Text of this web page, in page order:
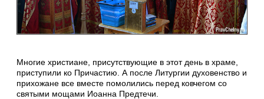
Многие христиане, присутствующие в этот день в храме,
приступили ко Причастию. А после Литургии духовенство и
прихожане все вместе помолились перед ковчегом со
святыми мощами Иоанна Предтечи.